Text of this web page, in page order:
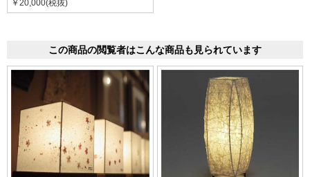
￥20,000(税抜)
この商品の閲覧者はこんな商品も見られています